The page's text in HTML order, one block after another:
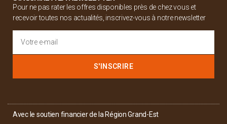
Pour ne pas rater les offres disponibles près de chez vous et
recevoir toutes nos actualités, inscrivez-vous à notre newsletter
S'INSCRIRE
Avec le soutien financier de la Région Grand-Est